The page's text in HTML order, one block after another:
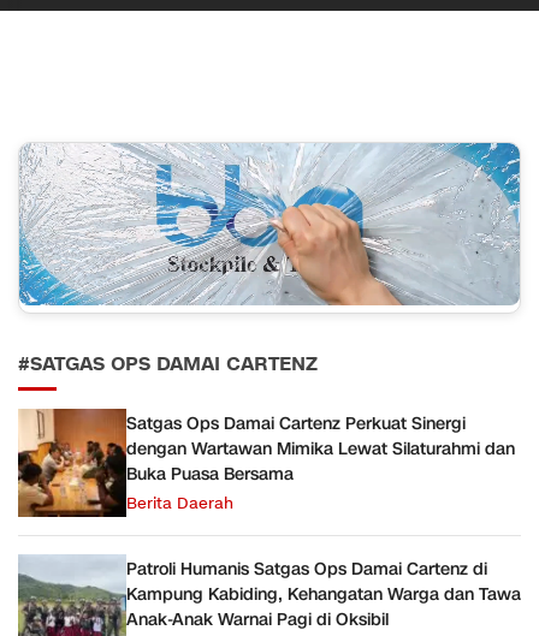
#SATGAS OPS DAMAI CARTENZ
Satgas Ops Damai Cartenz Perkuat Sinergi
dengan Wartawan Mimika Lewat Silaturahmi dan
Buka Puasa Bersama
Berita Daerah
Patroli Humanis Satgas Ops Damai Cartenz di
Kampung Kabiding, Kehangatan Warga dan Tawa
Anak-Anak Warnai Pagi di Oksibil